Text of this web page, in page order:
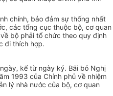
chính, bảo đảm sự thống nhất
các tổng cục thuộc bộ, cơ quan
bộ phải tổ chức theo quy định
đi thích hợp.
kể từ ngày ký. Bãi bỏ Nghị
1993 của Chính phủ về nhiệm
lý nhà nước của bộ, cơ quan